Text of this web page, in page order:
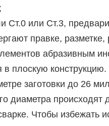
Ст.0 или Ст.3,
правке,
абразивным
в плоскую
заготовки до 26
диаметра происходят
Чтобы избежать